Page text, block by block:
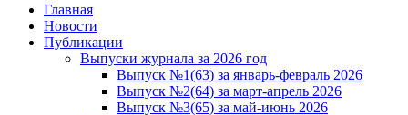
Главная
Новости
Публикации
Выпуски журнала за 2026 год
Выпуск №1(63) за январь-февраль 2026
Выпуск №2(64) за март-апрель 2026
Выпуск №3(65) за май-июнь 2026